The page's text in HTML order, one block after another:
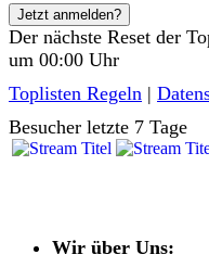
Jetzt anmelden?
Der nächste Reset der
um 00:00 Uhr
Toplisten Regeln |
Besucher letzte 7 Tage
Wir über Uns: